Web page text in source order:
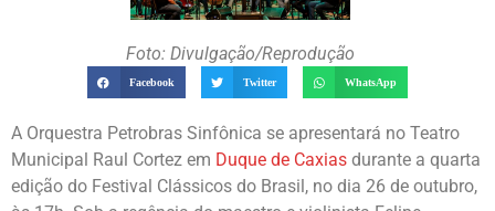
Foto: Divulgação/Reprodução
Facebook Twitter WhatsApp
A Orquestra Petrobras Sinfônica se apresentará no Teatro
Municipal Raul Cortez em Duque de Caxias durante a quarta
edição do Festival Clássicos do Brasil, no dia 26 de outubro,